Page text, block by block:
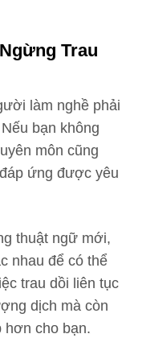
Trau
làm nghề phải
bạn không
môn cũng
ứng được yêu
thuật ngữ mới,
nhau để có thể
trau dồi liên tục
dịch mà còn
hơn cho bạn.